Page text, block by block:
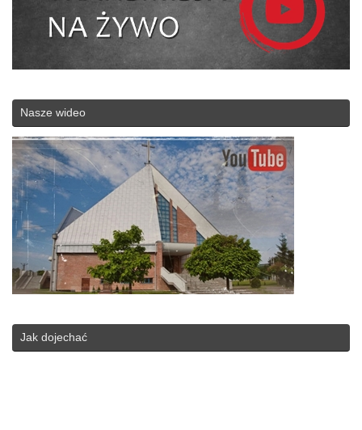
Nasze wideo
Jak dojechać